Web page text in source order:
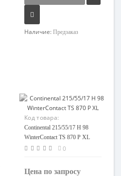
Наличие: Предзаказ
Код товара:
95708429174-08
Continental 215/55/17 H 98
WinterContact TS 870 P XL
0
Цена по запросу